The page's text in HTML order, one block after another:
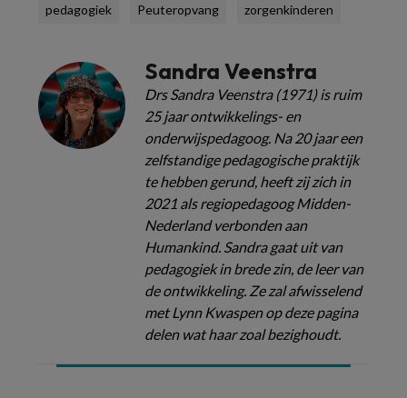
pedagogiek Peuteropvang zorgenkinderen
Sandra Veenstra
Drs Sandra Veenstra (1971) is ruim
25 jaar ontwikkelings- en
onderwijspedagoog. Na 20 jaar een
zelfstandige pedagogische praktijk
te hebben gerund, heeft zij zich in
2021 als regiopedagoog Midden-
Nederland verbonden aan
Humankind. Sandra gaat uit van
pedagogiek in brede zin, de leer van
de ontwikkeling. Ze zal afwisselend
met Lynn Kwaspen op deze pagina
delen wat haar zoal bezighoudt.